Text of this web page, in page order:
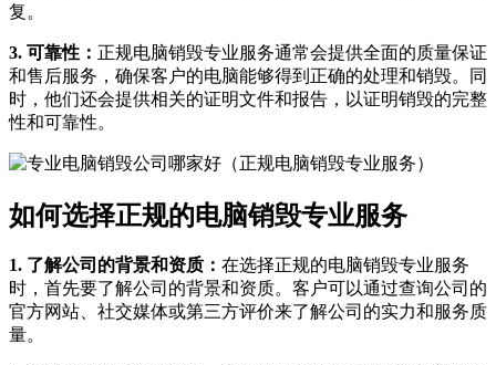
复。
3. 可靠性： 正规电脑销毁专业服务通常会提供全面的质量保证
和售后服务，确保客户的电脑能够得到正确的处理和销毁。同
时，他们还会提供相关的证明文件和报告，以证明销毁的完整
性和可靠性。
如何选择正规的电脑销毁专业服务
1. 了解公司的背景和资质： 在选择正规的电脑销毁专业服务
时，首先要了解公司的背景和资质。客户可以通过查询公司的
官方网站、社交媒体或第三方评价来了解公司的实力和服务质
量。